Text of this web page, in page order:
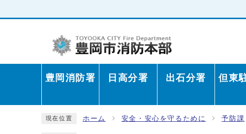
豊岡消防署 日高分署 出石分署 但東
現在位置 ホーム 安全・安心を守るために 予防課